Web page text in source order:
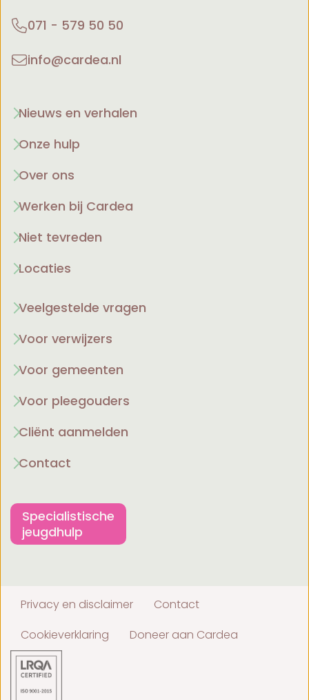
071 - 579 50 50
info@cardea.nl
Nieuws en verhalen
Onze hulp
Over ons
Werken bij Cardea
Niet tevreden
Locaties
Veelgestelde vragen
Voor verwijzers
Voor gemeenten
Voor pleegouders
Cliënt aanmelden
Contact
Specialistische
jeugdhulp
Privacy en disclaimer
Contact
Cookieverklaring
Doneer aan Cardea